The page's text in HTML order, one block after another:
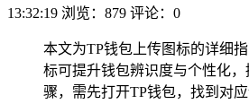
13:32:19 浏览：879 评论：0
本文为TP钱包上传图标的详细
标可提升钱包辨识度与个性化
骤，需先打开TP钱包，找到对